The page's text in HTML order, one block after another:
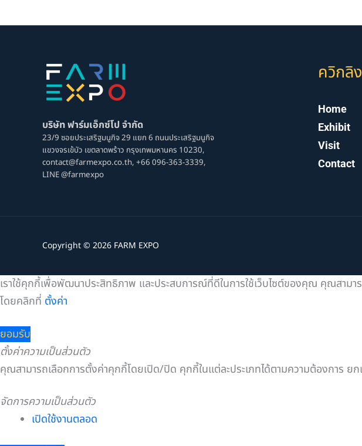
บริษัท ฟาร์มเอ็กซ์โป จํากัด
23/9 ซอยประเสริฐมนูกิจ 29 แยก 6 ถนนประเสริฐมนูกิจ
แขวงจรเข้บัว เขตลาดพร้าว กรุงเทพมหานคร 10230,
contact@farmexpo.co.th, +66 096-363-3339,
LINE @farmexpo
ควิกลิ
Home
Exhibit
Visit
Contact
Copyright © 2026 FARM EXPO
เราใช้คุกกี้เพื่อพัฒนาประสิทธิภาพ และประสบการณ์ที่ดีในการใช้เว็บไซต์ของคุณ คุณสามา
โดยคลิกที่ ตั้งค่า
ยอมรับ
ตั้งค่าความเป็นส่วนตัว
คุณสามารถเลือกการตั้งค่าคุกกี้โดยเปิด/ปิด คุกกี้ในแต่ละประเภทได้ตามความต้องการ ย
จัดการความเป็นส่วนตัว
เปิดใช้งานตลอด